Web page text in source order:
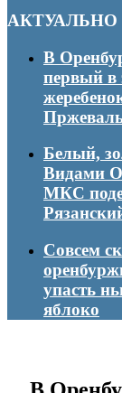
АКТУАЛЬНО
В
первый в
Белый,
Видами
МКС
Совсем
упасть
яблоко